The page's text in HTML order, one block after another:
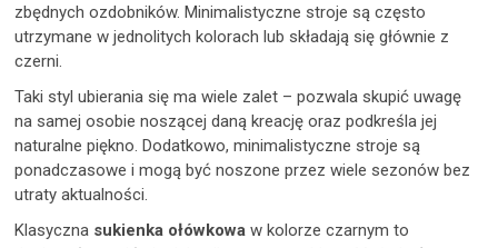
zbędnych ozdobników. Minimalistyczne stroje są często
utrzymane w jednolitych kolorach lub składają się głównie z
czerni.
Taki styl ubierania się ma wiele zalet – pozwala skupić uwagę
na samej osobie noszącej daną kreację oraz podkreśla jej
naturalne piękno. Dodatkowo, minimalistyczne stroje są
ponadczasowe i mogą być noszone przez wiele sezonów bez
utraty aktualności.
Klasyczna sukienka ołówkowa w kolorze czarnym to